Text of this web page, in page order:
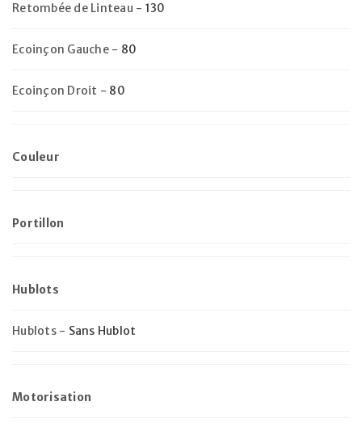
Retombée de Linteau - 130
Ecoinçon Gauche- 80
Ecoinçon Droit - 80
Couleur
Portillon
Hublots
Hublots- Sans Hublot
Motorisation